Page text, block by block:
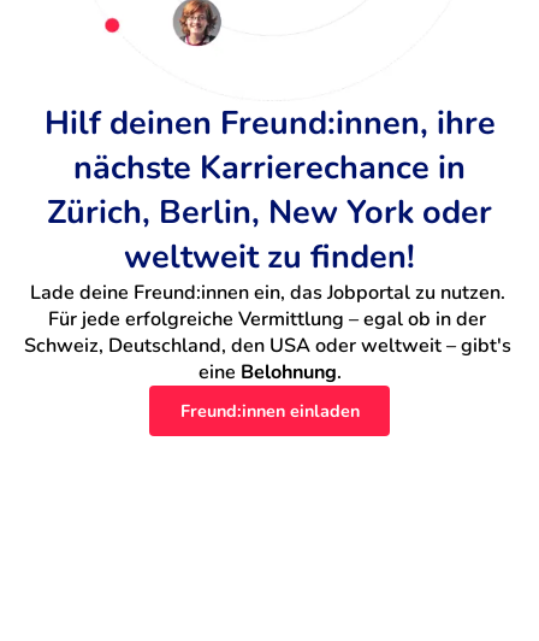
Hilf deinen Freund:innen, ihre
nächste Karrierechance in
Zürich, Berlin, New York oder
weltweit zu finden!
Lade deine Freund:innen ein, das Jobportal zu nutzen.
Für jede erfolgreiche Vermittlung – egal ob in der
Schweiz, Deutschland, den USA oder weltweit – gibt's
eine Belohnung.
Freund:innen einladen